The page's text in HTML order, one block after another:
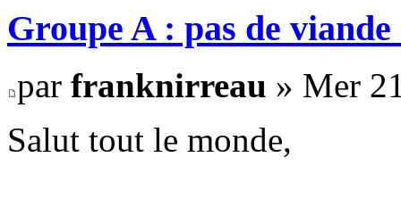
Groupe A : pas de
par franknirreau » Mer
Salut tout le monde,